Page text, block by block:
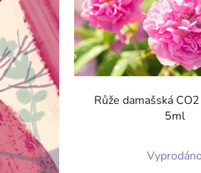
Růže damašská
5ml
Vyprodáno